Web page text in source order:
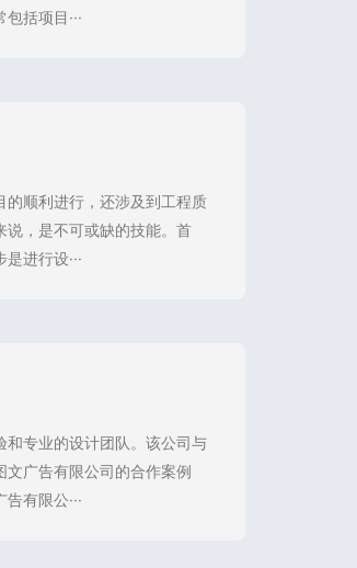
括项目···
顺利进行，还涉及到工程质
说，是不可或缺的技能。首
进行设···
和专业的设计团队。该公司与
广告有限公司的合作案例
有限公···